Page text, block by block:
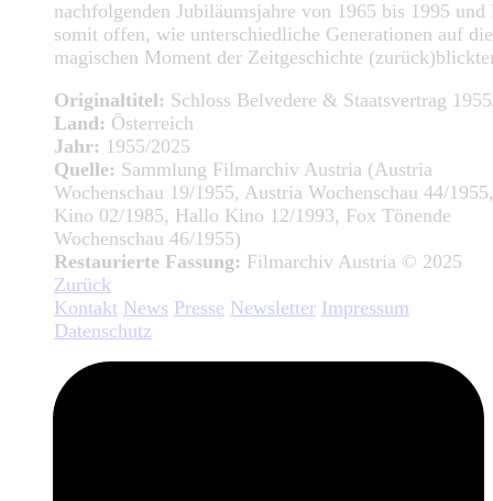
nachfolgenden Jubiläumsjahre von 1965 bis 1995 und
somit offen, wie unterschiedliche Generationen auf
magischen Moment der Zeitgeschichte
Originaltitel: Schloss Belvedere & Staatsvertrag
Land: Österreich
Jahr: 1955/2025
Quelle: Sammlung Filmarchiv Austria (Austria
Wochenschau 19/1955, Austria Wochenschau 44/
Kino 02/1985, Hallo Kino 12/1993, Fox Tönende
Wochenschau 46/1955)
Restaurierte Fassung: Filmarchiv Austria © 2025
Zurück
Kontakt News Presse Newsletter Impressum
Datenschutz